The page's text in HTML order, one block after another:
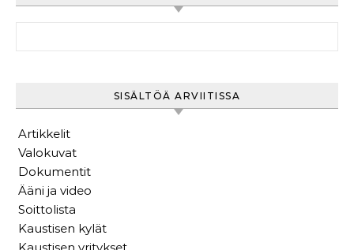
SISÄLTÖÄ ARVIITISSA
Artikkelit
Valokuvat
Dokumentit
Ääni ja video
Soittolista
Kaustisen kylät